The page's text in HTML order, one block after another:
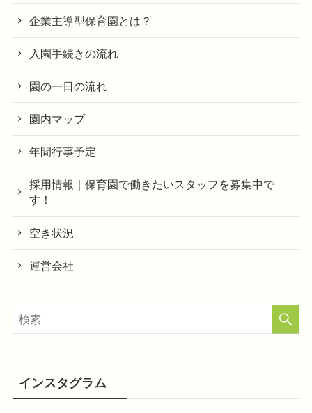
企業主導型保育園とは？
入園手続きの流れ
園の一日の流れ
園内マップ
年間行事予定
採用情報｜保育園で働きたいスタッフを募集中で
す！
空き状況
運営会社
インスタグラム